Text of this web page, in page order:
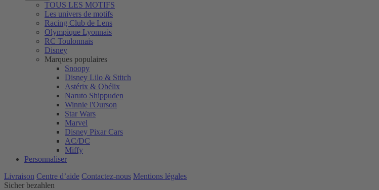
TOUS LES MOTIFS
Les univers de motifs
Racing Club de Lens
Olympique Lyonnais
RC Toulonnais
Disney
Marques populaires
Snoopy
Disney Lilo & Stitch
Astérix & Obélix
Naruto Shippuden
Winnie l'Ourson
Star Wars
Marvel
Disney Pixar Cars
AC/DC
Miffy
Personnaliser
Livraison Centre d’aide Contactez‑nous Mentions légales
Sicher bezahlen